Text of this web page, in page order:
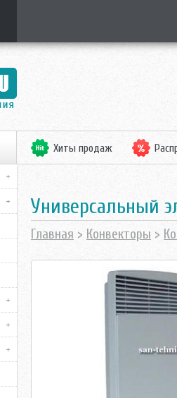
Хиты продаж
Универсальный
Главная > Конвекторы >